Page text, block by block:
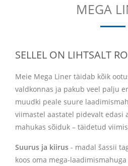
MEGA
SELLEL ON LIHTSALT
Meie Mega Liner täidab kõik
valdkonnas ja pakub veel palju
muudki peale suure
viimastel aastatel pidevalt edasi
mahukas sõiduk – täidetud
Suurus ja kiirus - madal šassii
koos oma mega-laadimismahuga